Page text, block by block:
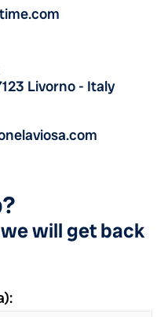
Livorno - Italy
will get back